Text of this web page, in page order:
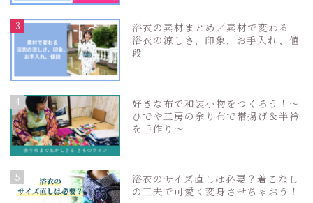
3
浴衣の素材まとめ／素材で変わる
浴衣の涼しさ、印象、お手入れ、値
段
4
好きな布で和装小物をつくろう！〜
ひでや工房の余り布で帯揚げ＆半衿
を手作り〜
5
浴衣のサイズ直しは必要？着こなし
の工夫で可愛く変身させちゃおう！